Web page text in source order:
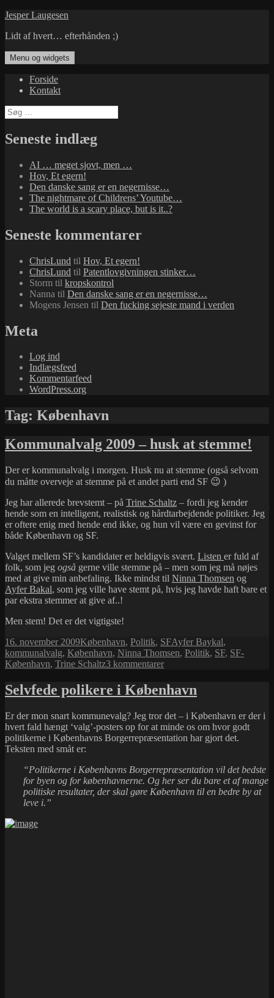
Hop
indhold
Jesper Laugesen
Lidt af hvert… efterhånden ;)
Menu og widgets
Forside
Kontakt
Søg
efter:
Seneste indlæg
AI … meget sjovt, men …
Hov, Et egern!
Den danske sang er en negernisse…
The nightmare of Childrens’ Youtube…
The world is a scary place, but is it..?
Seneste kommentarer
ChrisLund til Hov, Et egern!
ChrisLund til Patentlovgivningen stinker…
Storm til kropskontrol
Nanna til Den danske sang er en negernisse…
Mogens Jensen til Den fucking sejeste mand i verden
Meta
Log ind
Indlægsfeed
Kommentarfeed
WordPress.org
Tag: København
Kommunalvalg 2009 – husk at stemme!
Der er kommunalvalg i morgen. Husk nu at stemme (også selvom
du måtte overveje at stemme på et andet parti end SF 😉 )
Jeg har allerede brevstemt – på Trine Schaltz – fordi jeg kender
hende som en intelligent, realistisk og hårdtarbejdende politiker. Jeg
er oftere enig med hende end ikke, og hun vil være en gevinst for
både København og SF.
Valget mellem SF’s kandidater er heldigvis svært. Listen er fuld af
folk, som jeg også gerne ville stemme på – men som jeg må nøjes
med at give min anbefaling. Ikke mindst til Ninna Thomsen og
Ayfer Bakal, som jeg ville have stemt på, hvis jeg havde haft bare et
par ekstra stemmer at give af..!
Men stem! Det er det vigtigste!
Udgivet
i
16. november 2009Kategorier
København, Politik, SFTags
Ayfer Baykal,
kommunalvalg, København, Ninna Thomsen, Politik, SF, SF-
København, Trine Schaltz3 kommentarertil
2009
–
at
stemme!
Selvfede polikere i København
Er der mon snart kommunevalg? Jeg tror det – i København er der i
hvert fald hængt ‘valg’-posters op for at minde os om hvor godt
politikerne i Københavns Borgerrepræsentation har gjort det.
Teksten med småt er:
“Politikerne i Københavns Borgerrepræsentation vil det bedste
for byen og for københavnerne. Og her ser du bare et af mange
politiske resultater, der skal gøre København til en bedre by at
leve i.”